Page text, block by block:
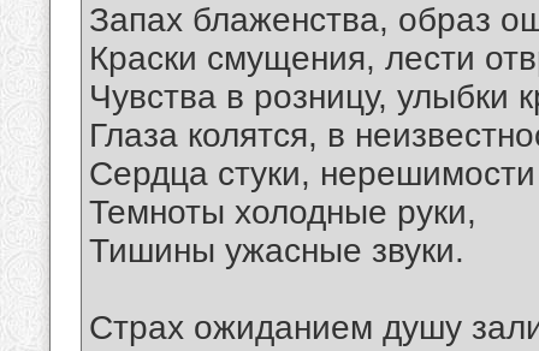
Запах блаженства, образ
Краски смущения, лести
Чувства в розницу, улыбки
Глаза колятся, в
Сердца стуки,
Темноты холодные руки,
Тишины ужасные звуки.
Страх ожиданием душу